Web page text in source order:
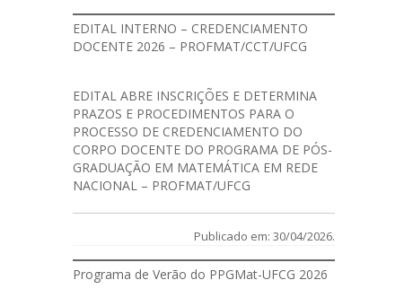
EDITAL INTERNO – CREDENCIAMENTO
DOCENTE 2026 – PROFMAT/CCT/UFCG
EDITALABRE INSCRIÇÕES E DETERMINA
PRAZOS E PROCEDIMENTOS PARA O
PROCESSO DE CREDENCIAMENTO DO
CORPO DOCENTE DO PROGRAMA DE PÓS-
GRADUAÇÃO EM MATEMÁTICA EM REDE
NACIONAL – PROFMAT/UFCG
Publicado em: 30/04/2026.
Programa de Verão do PPGMat-UFCG 2026